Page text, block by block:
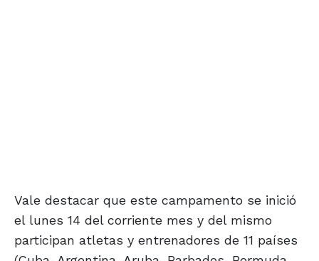
Vale destacar que este campamento se inició
el lunes 14 del corriente mes y del mismo
participan atletas y entrenadores de 11 países